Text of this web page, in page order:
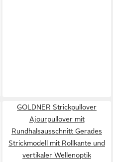
GOLDNER Strickpullover
Ajourpullover mit
Rundhalsausschnitt Gerades
Strickmodell mit Rollkante und
vertikaler Wellenoptik